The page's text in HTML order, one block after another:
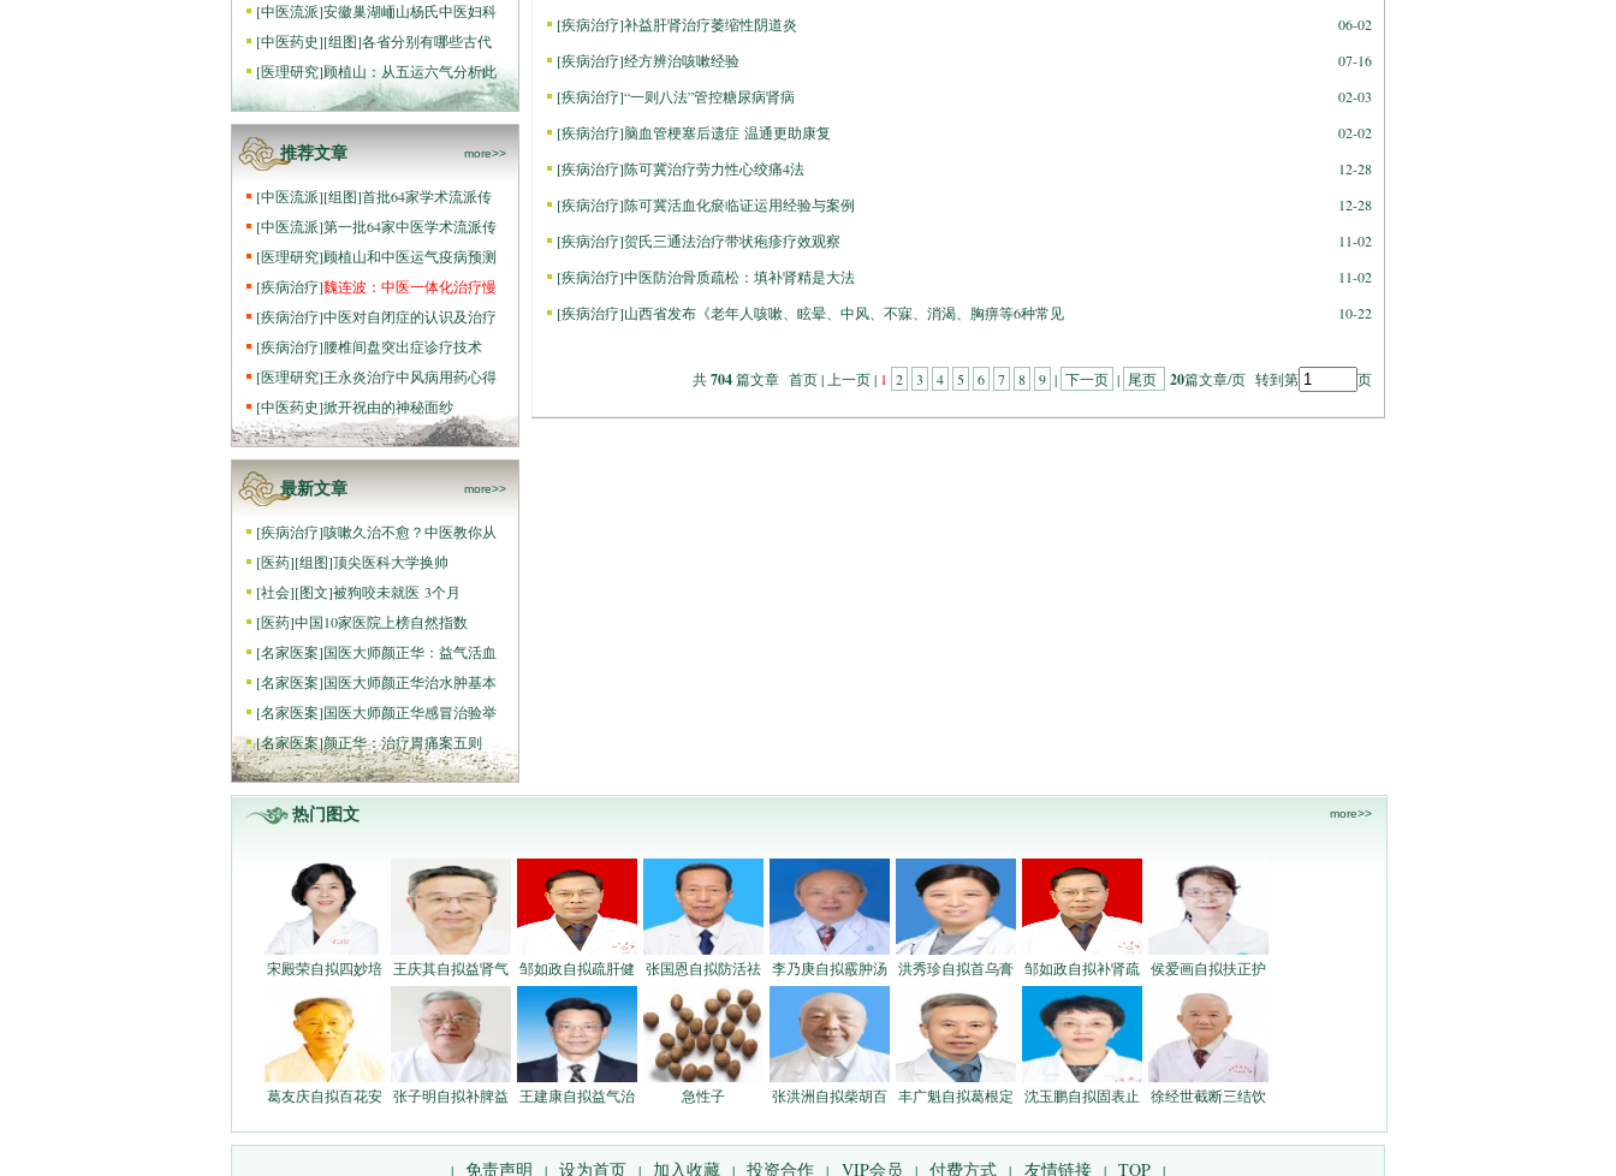
[中医流派]安徽巢湖峏山杨氏中医妇科
[中医药史][组图]各省分别有哪些古代
[医理研究]顾植山：从五运六气分析此
推荐文章 more>>
[中医流派][组图]首批64家学术流派传
[中医流派]第一批64家中医学术流派传
[医理研究]顾植山和中医运气疫病预测
[疾病治疗]魏连波：中医一体化治疗慢
[疾病治疗]中医对自闭症的认识及治疗
[疾病治疗]腰椎间盘突出症诊疗技术
[医理研究]王永炎治疗中风病用药心得
[中医药史]掀开祝由的神秘面纱
最新文章 more>>
[疾病治疗]咳嗽久治不愈？中医教你从
[医药][组图]顶尖医科大学换帅
[社会][图文]被狗咬未就医 3个月
[医药]中国10家医院上榜自然指数
[名家医案]国医大师颜正华：益气活血
[名家医案]国医大师颜正华治水肿基本
[名家医案]国医大师颜正华感冒治验举
[名家医案]颜正华：治疗胃痛案五则
[疾病治疗]补益肝肾治疗萎缩性阴道炎
06-02
[疾病治疗]经方辨治咳嗽经验
07-16
[疾病治疗]“一则八法”管控糖尿病肾病
02-03
[疾病治疗]脑血管梗塞后遗症 温通更助康复
02-02
[疾病治疗]陈可冀治疗劳力性心绞痛4法
12-28
[疾病治疗]陈可冀活血化瘀临证运用经验与案例
12-28
[疾病治疗]贺氏三通法治疗带状疱疹疗效观察
11-02
[疾病治疗]中医防治骨质疏松：填补肾精是大法
11-02
[疾病治疗]山西省发布《老年人咳嗽、眩晕、中风、不寐、消渴、胸痹等6种常见 10-22
共704篇文章 首页 | 上一页 | 1 2 3 4 5 6 7 8 9 | 下一页 | 尾页 20篇文章/页 转到第 页
热门图文 more>>
宋殿荣自拟四妙培 王庆其自拟益肾气 邹如政自拟疏肝健 张国恩自拟防活祛 李乃庚自拟霰肿汤 洪秀珍自拟首乌膏 邹如政自拟补肾疏 侯爱画自拟扶正护
葛友庆自拟百花安 张子明自拟补脾益 王建康自拟益气治 急性子 张洪洲自拟柴胡百 丰广魁自拟葛根定 沈玉鹏自拟固表止 徐经世截断三结饮
| 免责声明 | 设为首页 | 加入收藏 | 投资合作 | VIP会员 | 付费方式 | 友情链接 | TOP |